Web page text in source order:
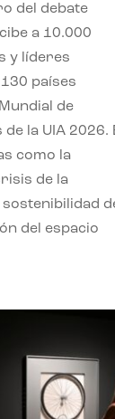
del debate
a 10.000
y líderes
países
de
la UIA 2026.
como la
de la
del espacio